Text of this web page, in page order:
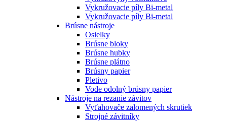
Vykružovacie píly Bi-metal
Vykružovacie píly Bi-metal
Brúsne nástroje
Osielky
Brúsne bloky
Brúsne hubky
Brúsne plátno
Brúsny papier
Pletivo
Vode odolný brúsny papier
Nástroje na rezanie závitov
Vyťahovače zalomených skrutiek
Strojné závitníky